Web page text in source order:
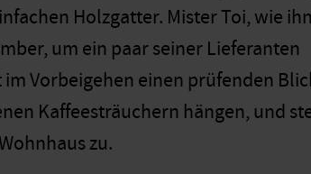
Holzgatter. Mister Toi, wie
um ein paar seiner Lieferanten
Vorbeigehen einen prüfenden
Kaffeesträuchern hängen, und
zu.